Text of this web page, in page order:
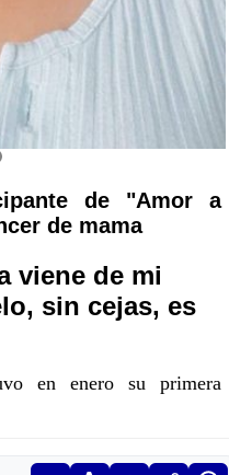
de "Amor a
de mama
viene de mi
sin cejas, es
en enero su primera